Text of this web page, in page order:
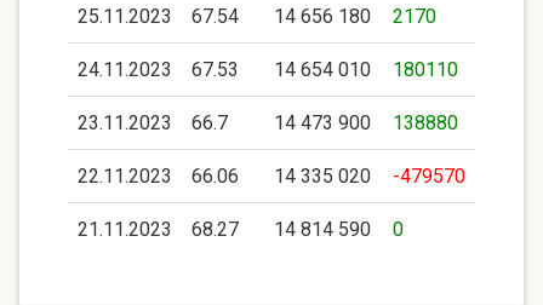
25.11.2023 67.54 14 656 180 2170
24.11.2023 67.53 14 654 010 180110
23.11.2023 66.7 14 473 900 138880
22.11.2023 66.06 14 335 020 -479570
21.11.2023 68.27 14 814 590 0